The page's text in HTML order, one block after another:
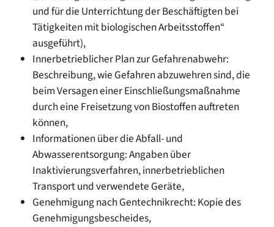
und für die Unterrichtung der Beschäftigten bei
Tätigkeiten mit biologischen Arbeitsstoffen“
ausgeführt),
Innerbetrieblicher Plan zur Gefahrenabwehr:
Beschreibung, wie Gefahren abzuwehren sind, die
beim Versagen einer Einschließungsmaßnahme
durch eine Freisetzung von Biostoffen auftreten
können,
Informationen über die Abfall- und
Abwasserentsorgung: Angaben über
Inaktivierungsverfahren, innerbetrieblichen
Transport und verwendete Geräte,
Genehmigung nach Gentechnikrecht: Kopie des
Genehmigungsbescheides,